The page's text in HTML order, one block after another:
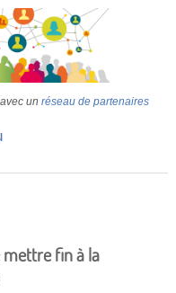
un réseau de partenaires
mettre fin à la